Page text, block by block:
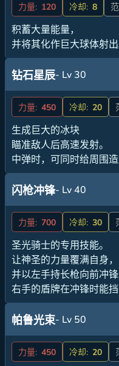
力量: 120 冷却: 8
积蓄大量能量，
并将其化作巨大球体射出
钻石星辰- Lv 30
力量: 450 冷却: 20
生成巨大的冰块
瞄准敌人后高速发射。
中弹时，可同时给周围造
闪枪冲锋- Lv 40
力量: 700 冷却: 30
圣光骑士的专用技能。
让神圣的力量覆满自身，
并以左手持长枪向前冲锋
右手的盾牌在冲锋时能挡
帕鲁光束- Lv 50
力量: 450 冷却: 20